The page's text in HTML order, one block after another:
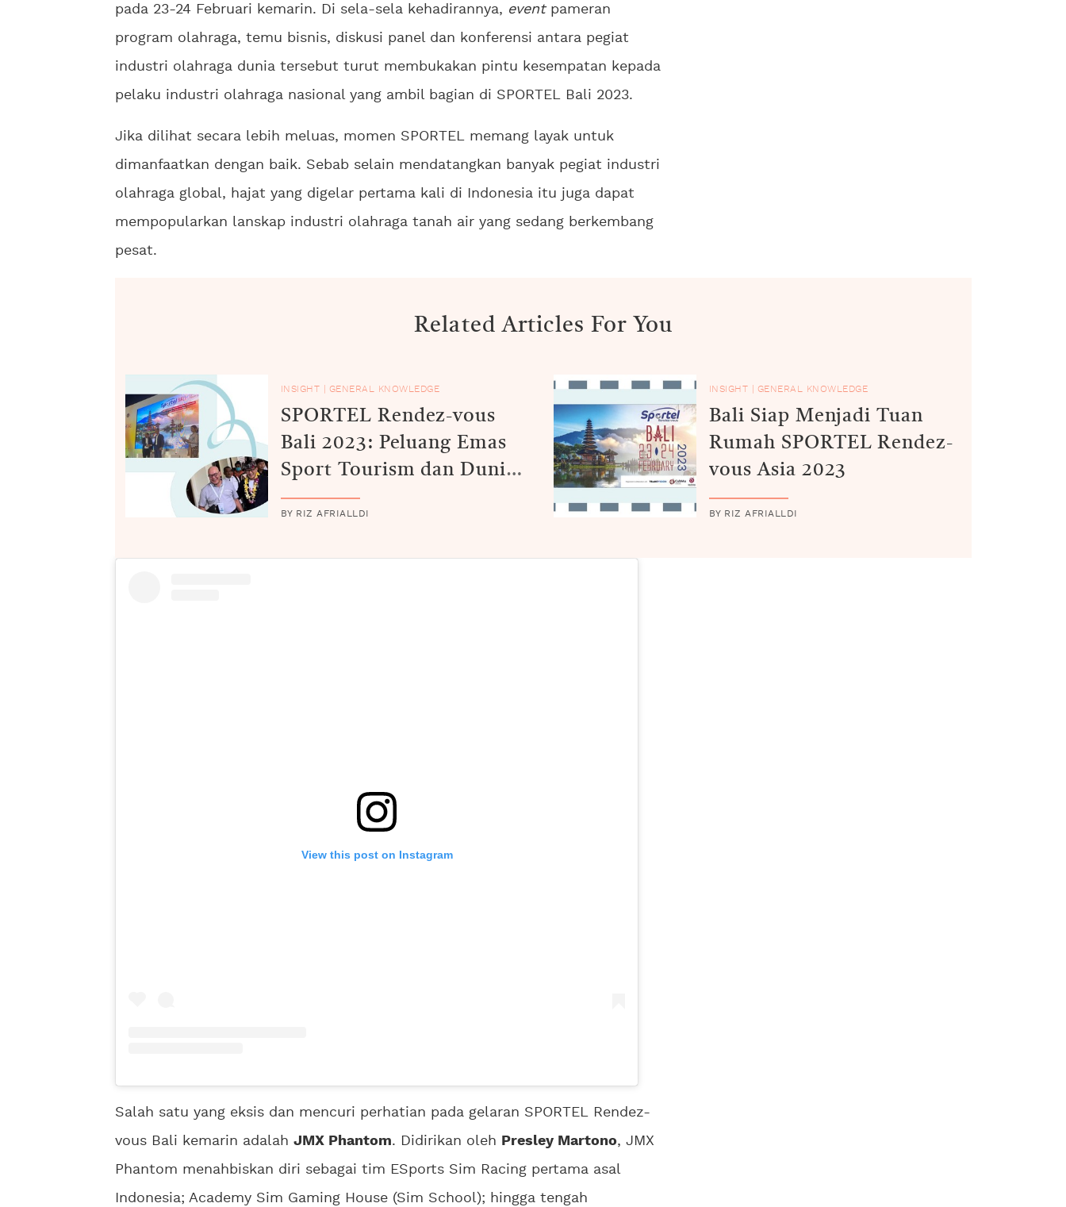
pada 23-24 Februari kemarin. Di sela-sela kehadirannya, eventpameran
program olahraga, temu bisnis, diskusi panel dan konferensi antara pegiat
industri olahraga dunia tersebut turut membukakan pintu kesempatan kepada
pelaku industri olahraga nasional yang ambil bagian di SPORTEL Bali 2023.
Jika dilihat secara lebih meluas, momen SPORTEL memang layak untuk
dimanfaatkan dengan baik. Sebab selain mendatangkan banyak pegiat industri
olahraga global, hajat yang digelar pertama kali di Indonesia itu juga dapat
mempopularkan lanskap industri olahraga tanah air yang sedang berkembang
pesat.
Related Articles For You
INSIGHT GENERAL KNOWLEDGE
SPORTEL Rendez-vous
Bali 2023: Peluang Emas
Sport Tourism dan Dunia
Penyiaran Olahraga di
BY RIZ AFRIALLDI
INSIGHT GENERAL KNOWLEDGE
Bali Siap Menjadi Tuan
Rumah SPORTEL Rendez-
vous Asia 2023
BY RIZ AFRIALLDI
View this post on Instagram
Salah satu yang eksis dan mencuri perhatian pada gelaran SPORTEL Rendez-
vous Bali kemarin adalah JMX Phantom. Didirikan oleh Presley Martono, JMX
Phantom menahbiskan diri sebagai tim ESports Sim Racing pertama asal
Indonesia; Academy Sim Gaming House (Sim School); hingga tengah